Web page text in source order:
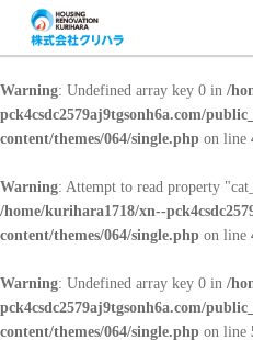
Warning: Undefined array key 0 in /
pck4csdc2579aj9tgsonh6a.com/
content/themes/064/single.php on line
Warning: Attempt to read property
/home/kurihara1718/xn--
content/themes/064/single.php on line
Warning: Undefined array key 0 in /
pck4csdc2579aj9tgsonh6a.com/
content/themes/064/single.php on line